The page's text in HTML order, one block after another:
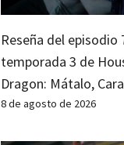
Reseña del episodio
temporada 3 de
Dragon: Mátalo,
8 de agosto de 2026